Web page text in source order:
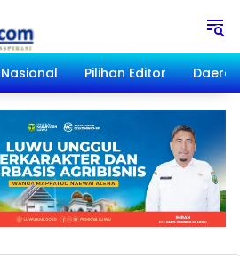
Nasional Pilihan Editor Daerah